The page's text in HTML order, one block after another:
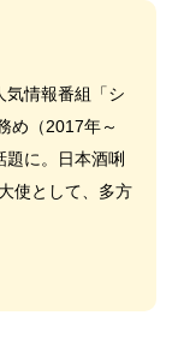
気情報番組「シ
め（2017年～
に。日本酒唎
使として、多方